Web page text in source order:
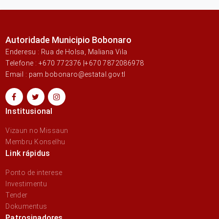
Autoridade Municipio Bobonaro
Enderesu : Rua de Holsa, Maliana Vila
Telefone : +670 772376 |+670 7872086978
Email : pam.bobonaro@estatal.gov.tl
Institusional
Vizaun no Missaun
Membru Konselhu
Link rápidus
Ponto de interese
Investimentu
Tender
Dokumentus